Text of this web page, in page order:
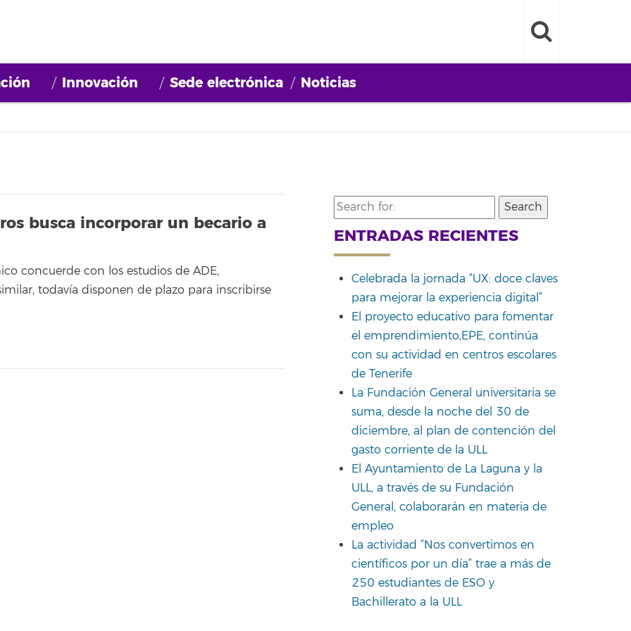
Innovación Sede electrónica Noticias
busca incorporar un becario a
concuerde con los estudios de ADE,
todavía disponen de plazo para inscribirse
Search
for:
ENTRADAS RECIENTES
Celebrada la jornada “UX: doce claves
para mejorar la experiencia digital”
El proyecto educativo para fomentar
el emprendimiento,EPE, continúa
con su actividad en centros escolares
de Tenerife
La Fundación General universitaria se
suma, desde la noche del 30 de
diciembre, al plan de contención del
gasto corriente de la ULL
El Ayuntamiento de La Laguna y la
ULL, a través de su Fundación
General, colaborarán en materia de
empleo
La actividad “Nos convertimos en
científicos por un día” trae a más de
250 estudiantes de ESO y
Bachillerato a la ULL